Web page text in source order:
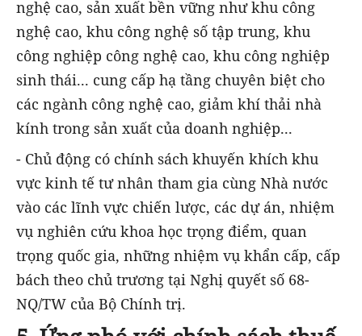
nghệ cao, sản xuất bền vững như khu công
nghệ cao, khu công nghệ số tập trung, khu
công nghiệp công nghệ cao, khu công nghiệp
sinh thái... cung cấp hạ tầng chuyên biệt cho
các ngành công nghệ cao, giảm khí thải nhà
kính trong sản xuất của doanh nghiệp...
- Chủ động có chính sách khuyến khích khu
vực kinh tế tư nhân tham gia cùng Nhà nước
vào các lĩnh vực chiến lược, các dự án, nhiệm
vụ nghiên cứu khoa học trọng điểm, quan
trọng quốc gia, những nhiệm vụ khẩn cấp, cấp
bách theo chủ trương tại Nghị quyết số 68-
NQ/TW của Bộ Chính trị.